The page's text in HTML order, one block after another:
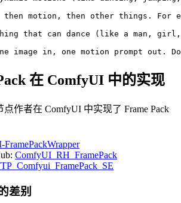
then motion, then other things. For
that can dance (like a man,
image in, one motion prompt out.
在 ComfyUI 中的实现
作者在 ComfyUI 中实现了 Frame Pack
ComfyUI_RH_FramePack
差别